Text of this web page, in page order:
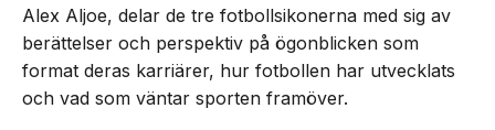
Alex Aljoe, delar de tre fotbollsikonerna med sig av
berättelser och perspektiv på ögonblicken som
format deras karriärer, hur fotbollen har utvecklats
och vad som väntar sporten framöver.